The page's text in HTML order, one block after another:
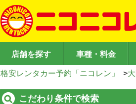
店舗を探す 車種・料金
格安レンタカー予約「ニコレン」 >
こだわり条件で検索